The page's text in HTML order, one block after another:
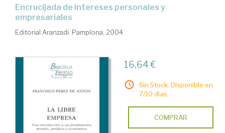
encrucijada de intereses personales y
empresariales
Editorial Aranzadi. Pamplona, 2004
16,64 €
Sin Stock. Disponible en
7/10 días.
COMPRAR